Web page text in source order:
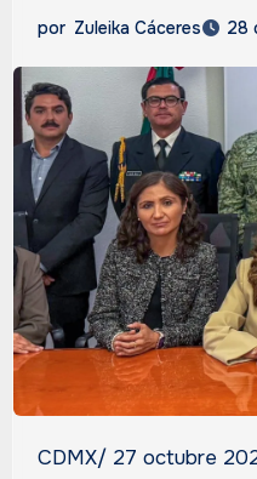
por Zuleika Cáceres 28
CDMX/ 27 octubre 2025.- En seguimiento a los